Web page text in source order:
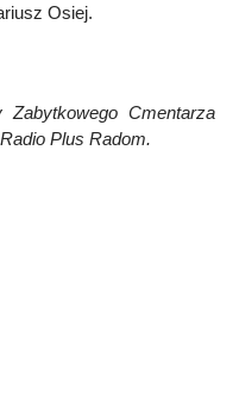
Osiej.
Zabytkowego Cmentarza
Plus Radom.